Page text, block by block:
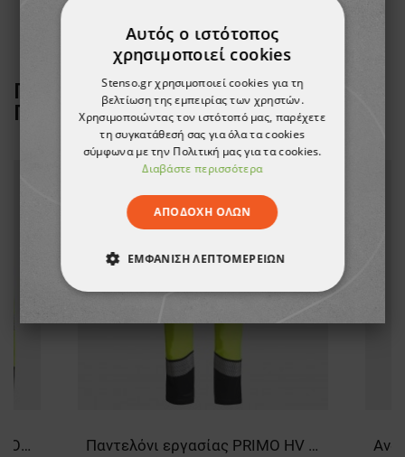
ΠΕΛΆΤΕΣ ΠΟΥ ΑΓΌΡΑΣΑΝ ΑΥΤΌ ΤΟ
ΠΡΟΪΌΝ, ΑΓΌΡΑΣΑΝ ΕΠΊΣΗΣ:
Μπουφάν εργασίας NOBEL PRO 2.0 HV YELLOW Παντελόνι εργασίας PRIMO HV STRETCH YELLOW
Αυτός ο ιστότοπος
χρησιμοποιεί cookies
Stenso.gr χρησιμοποιεί cookies για τη
βελτίωση της εμπειρίας των χρηστών.
Χρησιμοποιώντας τον ιστότοπό μας, παρέχετε
τη συγκατάθεσή σας για όλα τα cookies
σύμφωνα με την Πολιτική μας για τα cookies.
Διαβάστε περισσότερα
ΑΠΟΔΟΧΉ ΌΛΩΝ
ΕΜΦΆΝΙΣΗ ΛΕΠΤΟΜΕΡΕΙΏΝ
ΑΠΟΛΎΤΩΣ ΑΠΑΡΑΊΤΗΤΑ